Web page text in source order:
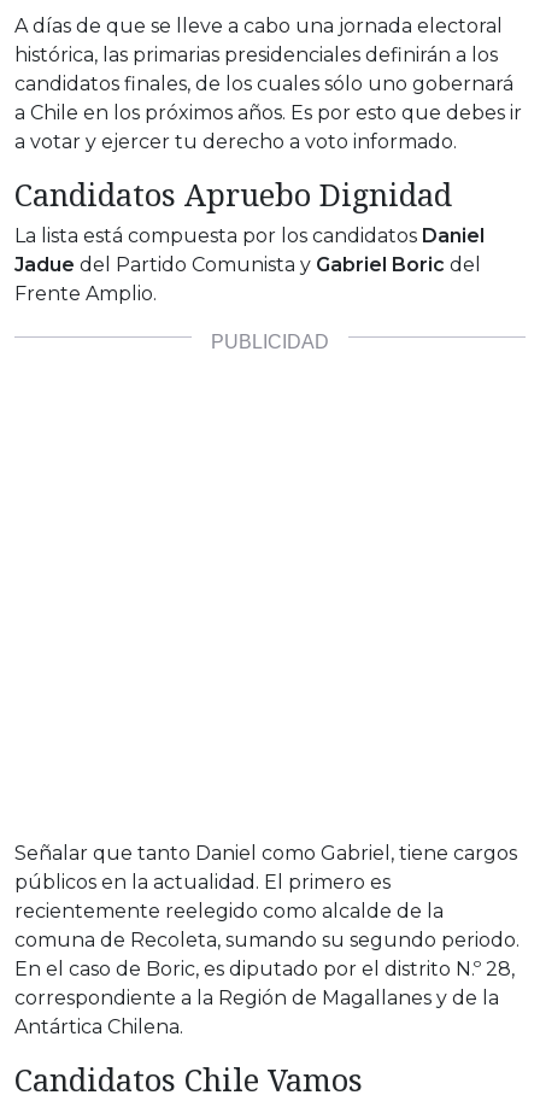
A días de que se lleve a cabo una jornada electoral
histórica, las primarias presidenciales definirán a los
candidatos finales, de los cuales sólo uno gobernará
a Chile en los próximos años. Es por esto que debes ir
a votar y ejercer tu derecho a voto informado.
Candidatos Apruebo Dignidad
La lista está compuesta por los candidatos Daniel
Jadue del Partido Comunista y Gabriel Boric del
Frente Amplio.
Señalar que tanto Daniel como Gabriel, tiene cargos
públicos en la actualidad. El primero es
recientemente reelegido como alcalde de la
comuna de Recoleta, sumando su segundo periodo.
En el caso de Boric, es diputado por el distrito N.º 28,
correspondiente a la Región de Magallanes y de la
Antártica Chilena.
Candidatos Chile Vamos